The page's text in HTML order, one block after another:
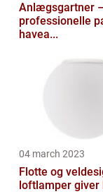
Anlægsgartner
professionelle
havea...
04 march 2023
Flotte og
loftlamper giver